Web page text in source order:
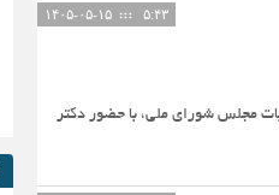
۵:۴۳
مجلس شورای ملی، با حضور دکتر